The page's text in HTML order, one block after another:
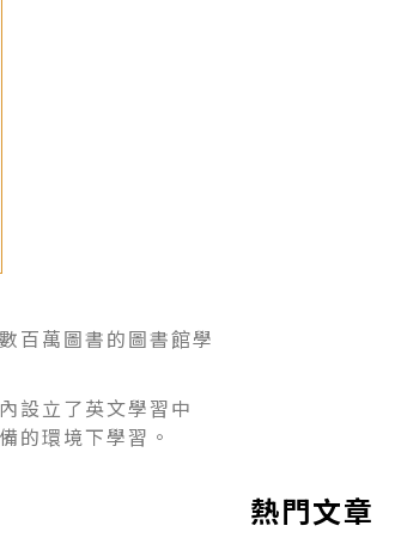
百萬圖書的圖書館學
設立了英文學習中
的環境下學習。
熱門文章